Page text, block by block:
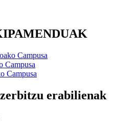
Campusa
Campusa
Campusa
erabilienak